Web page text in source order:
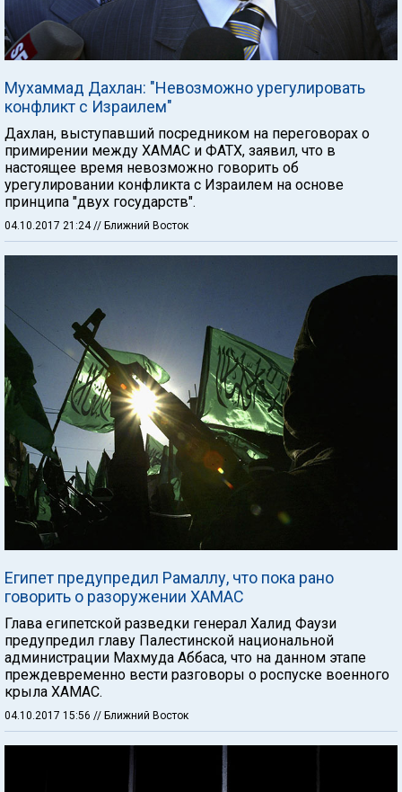
Мухаммад Дахлан: "Невозможно урегулировать
конфликт с Израилем"
Дахлан, выступавший посредником на переговорах о
примирении между ХАМАС и ФАТХ, заявил, что в
настоящее время невозможно говорить об
урегулировании конфликта с Израилем на основе
принципа "двух государств".
04.10.2017 21:24 // Ближний Восток
Египет предупредил Рамаллу, что пока рано
говорить о разоружении ХАМАС
Глава египетской разведки генерал Халид Фаузи
предупредил главу Палестинской национальной
администрации Махмуда Аббаса, что на данном этапе
преждевременно вести разговоры о роспуске военного
крыла ХАМАС.
04.10.2017 15:56 // Ближний Восток